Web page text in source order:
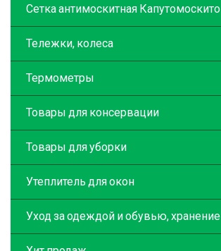
Сетка антимоскитная Капутомоскито
Тележки, колеса
Термометры
Товары для консервации
Товары для уборки
Утеплитель для окон
Уход за одеждой и обувью, хранение